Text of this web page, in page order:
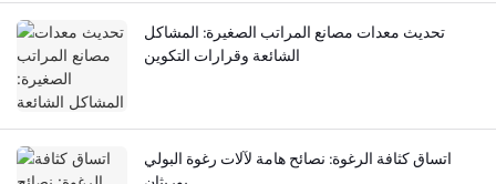
تحديث معدات مصانع المراتب الصغيرة: المشاكل
الشائعة وقرارات التكوين
اتساق كثافة الرغوة: نصائح هامة لآلات رغوة البولي